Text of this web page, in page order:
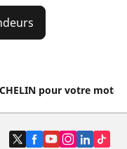
pour votre moto